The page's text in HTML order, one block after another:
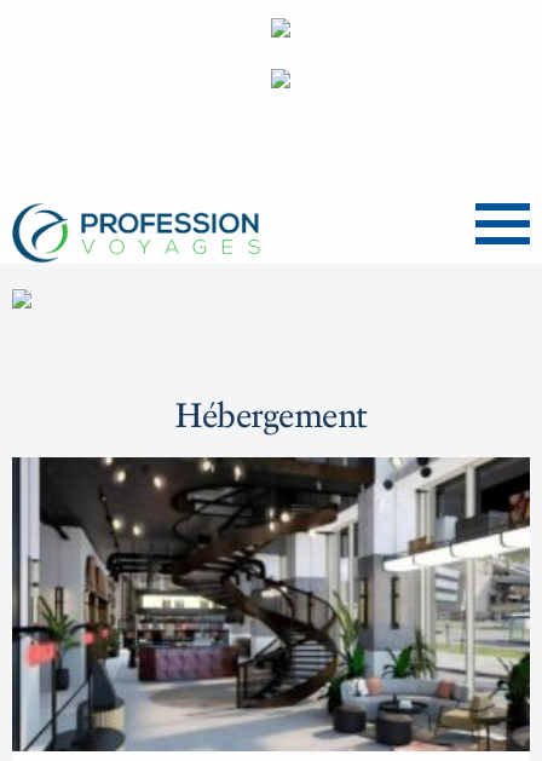
Menu
Hébergement